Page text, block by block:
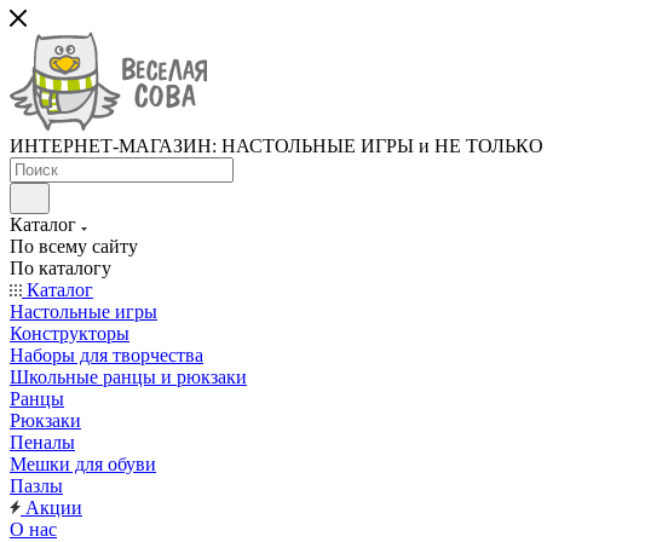
ИНТЕРНЕТ-МАГАЗИН: НАСТОЛЬНЫЕ ИГРЫ и НЕ ТОЛЬКО
Каталог
По всему сайту
По каталогу
Каталог
Настольные игры
Конструкторы
Наборы для творчества
Школьные ранцы и рюкзаки
Ранцы
Рюкзаки
Пеналы
Мешки для обуви
Пазлы
Акции
О нас